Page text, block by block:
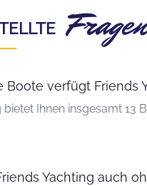
Boote verfügt Friends
bietet Ihnen insgesamt 13
Yachting auch